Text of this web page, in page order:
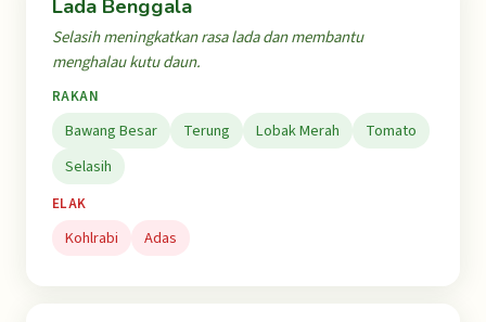
Lada Benggala
Selasih meningkatkan rasa lada dan membantu
menghalau kutu daun.
RAKAN
Bawang Besar Terung Lobak Merah
Tomato
Selasih
ELAK
Kohlrabi Adas